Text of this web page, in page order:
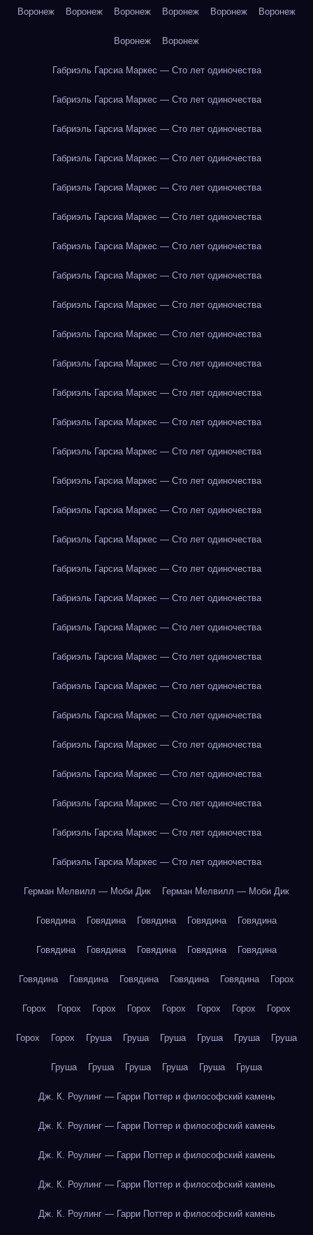
Воронеж Воронеж Воронеж Воронеж Воронеж Воронеж
Воронеж Воронеж
Габриэль Гарсиа Маркес — Сто лет одиночества
Габриэль Гарсиа Маркес — Сто лет одиночества
Габриэль Гарсиа Маркес — Сто лет одиночества
Габриэль Гарсиа Маркес — Сто лет одиночества
Габриэль Гарсиа Маркес — Сто лет одиночества
Габриэль Гарсиа Маркес — Сто лет одиночества
Габриэль Гарсиа Маркес — Сто лет одиночества
Габриэль Гарсиа Маркес — Сто лет одиночества
Габриэль Гарсиа Маркес — Сто лет одиночества
Габриэль Гарсиа Маркес — Сто лет одиночества
Габриэль Гарсиа Маркес — Сто лет одиночества
Габриэль Гарсиа Маркес — Сто лет одиночества
Габриэль Гарсиа Маркес — Сто лет одиночества
Габриэль Гарсиа Маркес — Сто лет одиночества
Габриэль Гарсиа Маркес — Сто лет одиночества
Габриэль Гарсиа Маркес — Сто лет одиночества
Габриэль Гарсиа Маркес — Сто лет одиночества
Габриэль Гарсиа Маркес — Сто лет одиночества
Габриэль Гарсиа Маркес — Сто лет одиночества
Габриэль Гарсиа Маркес — Сто лет одиночества
Габриэль Гарсиа Маркес — Сто лет одиночества
Габриэль Гарсиа Маркес — Сто лет одиночества
Габриэль Гарсиа Маркес — Сто лет одиночества
Габриэль Гарсиа Маркес — Сто лет одиночества
Габриэль Гарсиа Маркес — Сто лет одиночества
Габриэль Гарсиа Маркес — Сто лет одиночества
Габриэль Гарсиа Маркес — Сто лет одиночества
Габриэль Гарсиа Маркес — Сто лет одиночества
Герман Мелвилл — Моби Дик Герман Мелвилл — Моби Дик
Говядина Говядина Говядина Говядина Говядина
Говядина Говядина Говядина Говядина Говядина
Говядина Говядина Говядина Говядина Говядина Горох
Горох Горох Горох Горох Горох Горох Горох Горох
Горох Горох Груша Груша Груша Груша Груша Груша
Груша Груша Груша Груша Груша Груша
Дж. К. Роулинг — Гарри Поттер и философский камень
Дж. К. Роулинг — Гарри Поттер и философский камень
Дж. К. Роулинг — Гарри Поттер и философский камень
Дж. К. Роулинг — Гарри Поттер и философский камень
Дж. К. Роулинг — Гарри Поттер и философский камень